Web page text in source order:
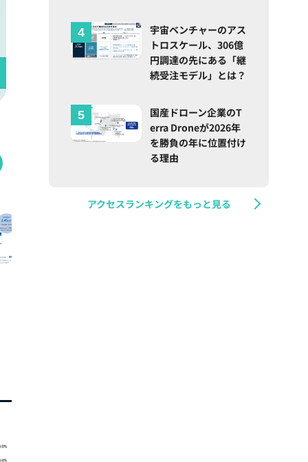
宇宙ベンチャーのアス
トロスケール、306億
円調達の先にある「継
続受注モデル」とは？
国産ドローン企業のT
erra Droneが2026年
を勝負の年に位置付け
る理由
アクセスランキングをもっと見る